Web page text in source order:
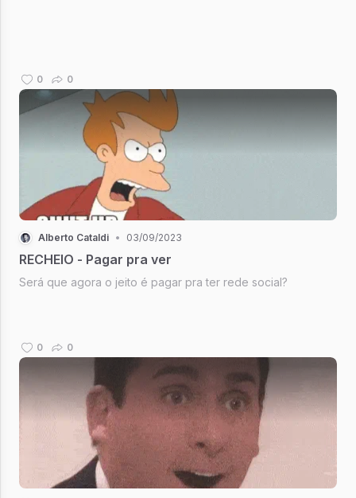
0 0
Alberto Cataldi • 03/09/2023
RECHEIO - Pagar pra ver
Será que agora o jeito é pagar pra ter rede social?
0 0